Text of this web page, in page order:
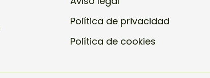
Política de privacidad
Política de cookies